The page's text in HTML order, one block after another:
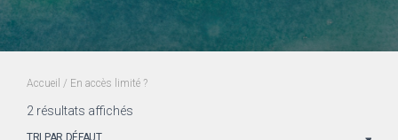
Accueil / En accès limité ?
2 résultats affichés